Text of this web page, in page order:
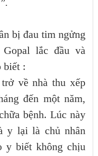
bị đau tim ngửng
lắc đầu và
biết :
về nhà thu xếp
đến một năm,
bệnh. Lúc này
y lại là chủ nhân
y biết không chịu